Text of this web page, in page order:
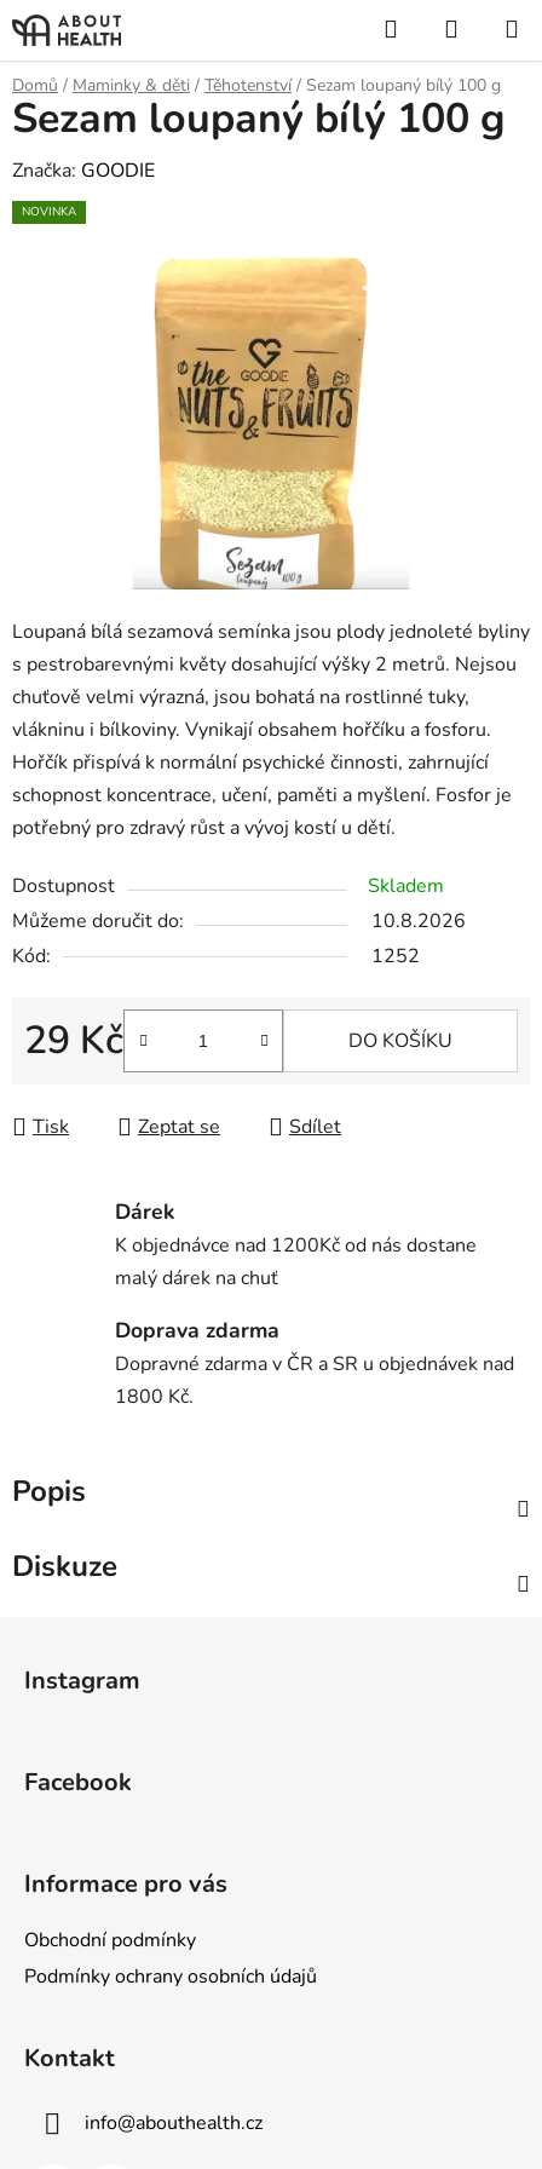
Přejít
na
obsah
Hledat
KOŠÍK
Domů / Maminky & děti / Těhotenství / Sezam loupaný bílý 100 g
Loupaná bílá sezamová semínka jsou plody jednoleté byliny
s pestrobarevnými květy dosahující výšky 2 metrů. Nejsou
chuťově velmi výrazná, jsou bohatá na rostlinné tuky,
vlákninu i bílkoviny. Vynikají obsahem hořčíku a fosforu.
Hořčík přispívá k normální psychické činnosti, zahrnující
schopnost koncentrace, učení, paměti a myšlení. Fosfor je
potřebný pro zdravý růst a vývoj kostí u dětí.
Dostupnost
Skladem
Můžeme doručit do:
10.8.2026
Kód:
1252
29 Kč
Měrná cena:
DO KOŠÍKU
Tisk Zeptat se Sdílet
Sezam loupaný bílý 100 g
Značka: GOODIE
NOVINKA
Dárek
K objednávce nad 1200Kč od nás dostane
malý dárek na chuť
Doprava zdarma
Dopravné zdarma v ČR a SR u objednávek nad
1800 Kč.
Popis
Diskuze
Instagram
Facebook
Informace pro vás
Obchodní podmínky
Podmínky ochrany osobních údajů
Kontakt
info@abouthealth.cz